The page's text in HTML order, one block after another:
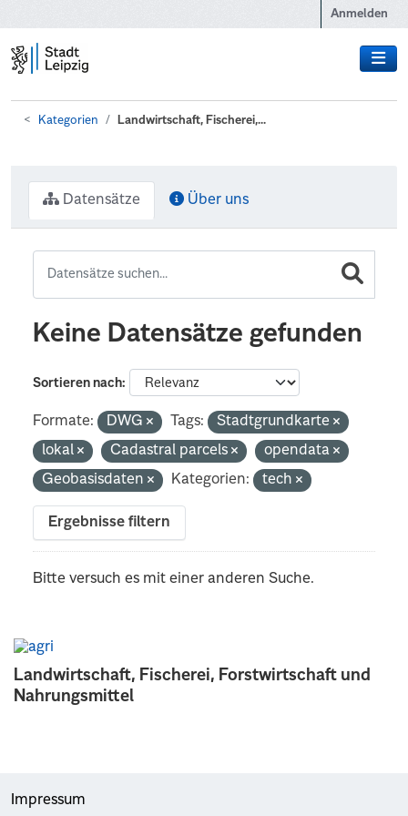
Anmelden
Kategorien Landwirtschaft, Fischerei,...
Landwirtschaft, Fischerei, Forstwirtschaft und
Nahrungsmittel
Datensätze Über uns
Keine Datensätze gefunden
Sortieren nach
Formate: DWG Tags:
Stadtgrundkarte
lokal
Cadastral parcels
opendata
Geobasisdaten
Kategorien: tech
Ergebnisse filtern
Bitte versuch es mit einer anderen Suche.
Impressum